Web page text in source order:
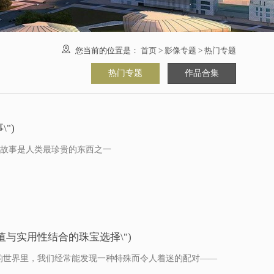
 您当前的位置是： 首页 > 影像专题 > 热门专题
热门专题 作品合集
\")
事是人类最珍贵的东西之一
与实用性结合的珠宝选择\")
世界里，我们经常能发现一种特殊而令人着迷的配对——